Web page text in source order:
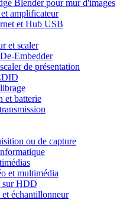
Blender pour mur d'images
amplificateur
et Hub USB
et scaler
Embedder
de présentation
et batterie
ou de capture
et multimédia
sur HDD
échantillonneur